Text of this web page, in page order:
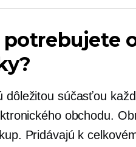
potrebujete
dôležitou súčasťou
obchodu.
Pridávajú k